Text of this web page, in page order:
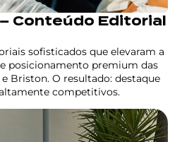
Conteúdo Editorial
sofisticados que elevaram a
posicionamento premium das
Briston. O resultado: destaque
competitivos.